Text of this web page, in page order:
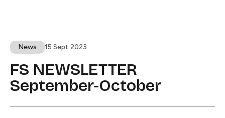
News​​​​‌ ‍ ​‍​‍‌‍ ‌ ​‍‌‍‍‌‌‍‌ ‌‍‍‌‌‍ ‍​‍​‍​ ‍‍​‍​‍‌ ​ ‌‍​‌‌‍ ‍‌‍‍‌‌ ‌​‌ ‍‌​‍ ‍‌‍‍‌‌‍ ​‍​‍​‍ ​​‍​‍‌‍‍​‌ ​‍‌‍‌‌‌‍‌‍​‍​‍​ ‍‍​‍​‍​‍ ‌ ​ ‌ ‌​‌ ‌‌‌‍‌​‌‍‍‌‌‍ ​‍ ‌‍‍‌‌‍ ‍‌ ‌​‌‍‌‌‌‍ ‍‌ ‌​​‍ ‌‍‌‌‌‍‌​‌‍‍‌‌ ‌​​‍ ‌‍ ‌‌‍ ‌‍‌​‌‍‌‌​ ‌‌ ​​‌ ​‍‌‍‌‌‌ ​ ‌‍‌‌‌‍ ‍‌ ‌​‌‍​‌‌ ‌​‌‍‍‌‌‍ ‌‍ ‍​ ‍ ‌‍‍‌‌‍‌​​ ‌‌‍​‌​ ‍‌​ ‍‌​ ‌​‌‍‌‌‌‍​‌​ ​‌​ ‌‍​‍ ‌‌‍​‍‌‍​ ‌‍‌‌‌‍‌‌​‍ ‌​ ‌​​ ​​‌‍‌​​ ​ ​‍ ‌‌‍​‌​ ‌‍​ ​‍‌‍‌​​‍ ‌​ ‌ ‌‍‌‍‌‍​‌​ ‌​‌‍‌​​ ‌ ​ ‌‍​ ‌‌‌‍​ ​ ‌‌​ ‌​​ ​‌​ ‍ ‌ ‌​‌ ‍‌‌ ​​‌‍‌‌​ ‌‌‍ ‍‌‍‌‌‌ ‌ ‌ ​ ‌​​ ‌‍​‌‌ ‌​‌‍‌‌‌‍‌ ‌‍ ‌ ​‍‌ ‍‌​ ‍ ‌ ​​‌‍​‌‌ ‌​‌‍‍​​ ‌‌‍ ‍‌‍​‌‌‍ ‌‌‍‌‌​ ‌‍​‍‌‍​‌‌ ​ ‌‍‌‌‌‌‌‌‌ ​‍‌‍ ​​ ‌​‍‌‌​ ​‍‌​‌‍‌ ​ ‌ ‌​‌ ‌‌‌‍‌​‌‍‍‌‌‍ ​‍‌‍‌‍‍‌‌‍‌​​ ‌‌‍​‌​ ‍‌​ ‍‌​ ‌​‌‍‌‌‌‍​‌​ ​‌​ ‌‍​‍ ‌‌‍​‍‌‍​ ‌‍‌‌‌‍‌‌​‍ ‌​ ‌​​ ​​‌‍‌​​ ​ ​‍ ‌‌‍​‌​ ‌‍​ ​‍‌‍‌​​‍ ‌​ ‌ ‌‍‌‍‌‍​‌​ ‌​‌‍‌​​ ‌ ​ ‌‍​ ‌‌‌‍​ ​ ‌‌​ ‌​​ ​‌​‍‌‍‌ ‌​‌ ‍‌‌ ​​‌‍‌‌​ ‌‌‍ ‍‌‍‌‌‌ ‌ ‌ ​ ‌​​ ‌‍​‌‌ ‌​‌‍‌‌‌‍‌ ‌‍ ‌ ​‍‌ ‍‌​‍‌‍‌ ​​‌‍​‌‌ ‌​‌‍‍​​ ‌‌‍ ‍‌‍​‌‌‍ ‌‌‍‌‌​‍‌‍‌ ​​‌‍‌‌‌ ​‍‌ ​ ‌ ​​‌‍‌‌‌‍​ ‌ ‌​‌‍‍‌‌ ‌‍‌‍‌‌​ ‌‌ ​​‌ ‌‌‌‍​‍‌‍ ​‌‍‍‌‌ ​ ‌‍‍​‌‍‌‌‌‍‌​​‍​‍‌ ‌ 15 Sept 2023
FS NEWSLETTER
September-October​​​​‌ ‍ ​‍​‍‌‍ ‌ ​‍‌‍‍‌‌‍‌ ‌‍‍‌‌‍ ‍​‍​‍​ ‍‍​‍​‍‌ ​ ‌‍​‌‌‍ ‍‌‍‍‌‌ ‌​‌ ‍‌​‍ ‍‌‍‍‌‌‍ ​‍​‍​‍ ​​‍​‍‌‍‍​‌ ​‍‌‍‌‌‌‍‌‍​‍​‍​ ‍‍​‍​‍​‍ ‌ ​ ‌ ‌​‌ ‌‌‌‍‌​‌‍‍‌‌‍ ​‍ ‌‍‍‌‌‍ ‍‌ ‌​‌‍‌‌‌‍ ‍‌ ‌​​‍ ‌‍‌‌‌‍‌​‌‍‍‌‌ ‌​​‍ ‌‍ ‌‌‍ ‌‍‌​‌‍‌‌​ ‌‌ ​​‌ ​‍‌‍‌‌‌ ​ ‌‍‌‌‌‍ ‍‌ ‌​‌‍​‌‌ ‌​‌‍‍‌‌‍ ‌‍ ‍​ ‍ ‌‍‍‌‌‍‌​​ ‌​ ‌ ​ ‌‌​ ​‌​ ‌‍​ ‌‍‌‍​‌​ ​‍‌‍‌​​‍ ‌​ ​ ​ ​‍​ ​‍‌‍​ ​‍ ‌​ ‌​‌‍‌​‌‍​ ​ ​​​‍ ‌​ ‍​​ ‌​​ ‍​​ ​‍​‍ ‌‌‍‌​​ ​‍​ ​​‌‍‌‍​ ​‌​ ​‍‌‍​‌​ ‌​‌‍​ ​ ‌‌‌‍‌‌‌‍​‌​ ‍ ‌ ‌​‌ ‍‌‌ ​​‌‍‌‌​ ‌‌‍ ‍‌‍‌‌‌ ‌ ‌ ​ ‌‌​​‌‍ ‌ ​ ‌ ‌​​ ‍ ‌ ​​‌‍​‌‌ ‌​‌‍‍​​ ‌‌ ‌​‌‍‍‌‌ ‌​‌‍ ​‌‍‌‌​ ‌‍​‍‌‍​‌‌ ​ ‌‍‌‌‌‌‌‌‌ ​‍‌‍ ​​ ‌​‍‌‌​ ​‍‌​‌‍‌ ​ ‌ ‌​‌ ‌‌‌‍‌​‌‍‍‌‌‍ ​‍‌‍‌‍‍‌‌‍‌​​ ‌​ ‌ ​ ‌‌​ ​‌​ ‌‍​ ‌‍‌‍​‌​ ​‍‌‍‌​​‍ ‌​ ​ ​ ​‍​ ​‍‌‍​ ​‍ ‌​ ‌​‌‍‌​‌‍​ ​ ​​​‍ ‌​ ‍​​ ‌​​ ‍​​ ​‍​‍ ‌‌‍‌​​ ​‍​ ​​‌‍‌‍​ ​‌​ ​‍‌‍​‌​ ‌​‌‍​ ​ ‌‌‌‍‌‌‌‍​‌​‍‌‍‌ ‌​‌ ‍‌‌ ​​‌‍‌‌​ ‌‌‍ ‍‌‍‌‌‌ ‌ ‌ ​ ‌‌​​‌‍ ‌ ​ ‌ ‌​​‍‌‍‌ ​​‌‍​‌‌ ‌​‌‍‍​​ ‌‌ ‌​‌‍‍‌‌ ‌​‌‍ ​‌‍‌‌​‍‌‍‌ ​​‌‍‌‌‌ ​‍‌ ​ ‌ ​​‌‍‌‌‌‍​ ‌ ‌​‌‍‍‌‌ ‌‍‌‍‌‌​ ‌‌ ​​‌ ‌‌‌‍​‍‌‍ ​‌‍‍‌‌ ​ ‌‍‍​‌‍‌‌‌‍‌​​‍​‍‌ ‌